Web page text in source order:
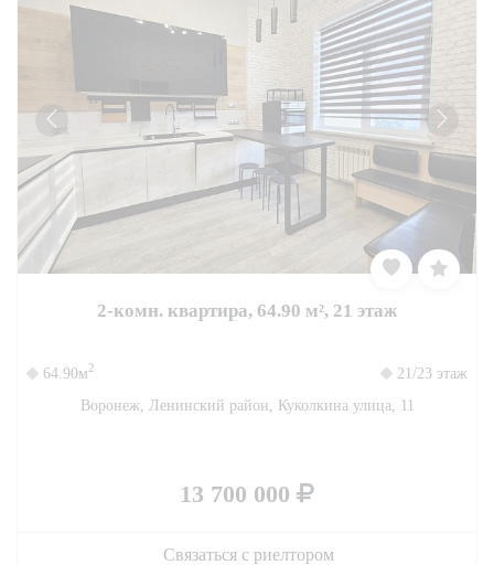
2-комн. квартира, 64.90 м², 21 этаж
64.90м2
21/23 этаж
Воронеж, Ленинский район, Куколкина улица, 11
13 700 000
Связаться с риелтором